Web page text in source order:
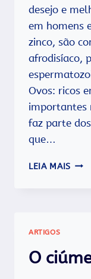
desejo e
em homens
zinco, são
afrodisíaco,
Ovos: ricos
importantes
faz parte
que…
LEIA MAIS
A
VIDA
ARTIGOS
O